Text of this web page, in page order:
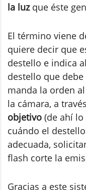
la luzque éste
El término viene
quiere decir que
destello e indica
destello que
manda la orden
la cámara, a
objetivo (de ahí lo
cuándo el
adecuada,
flash corte la
Gracias a este